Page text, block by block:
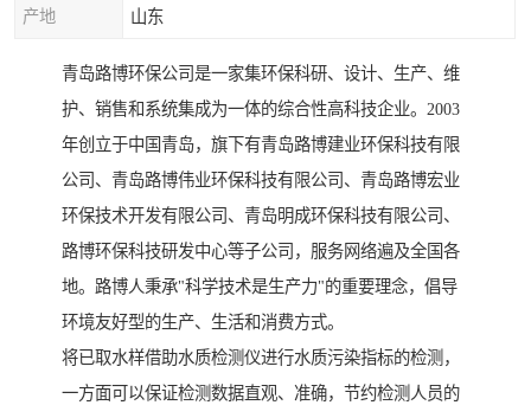
产地 山东
青岛路博环保公司是一家集环保科研、设计、生产、维
护、销售和系统集成为一体的综合性高科技企业。2003
年创立于中国青岛，旗下有青岛路博建业环保科技有限
公司、青岛路博伟业环保科技有限公司、青岛路博宏业
环保技术开发有限公司、青岛明成环保科技有限公司、
路博环保科技研发中心等子公司，服务网络遍及全国各
地。路博人秉承"科学技术是生产力"的重要理念，倡导
环境友好型的生产、生活和消费方式。
将已取水样借助水质检测仪进行水质污染指标的检测，
一方面可以保证检测数据直观、准确，节约检测人员的